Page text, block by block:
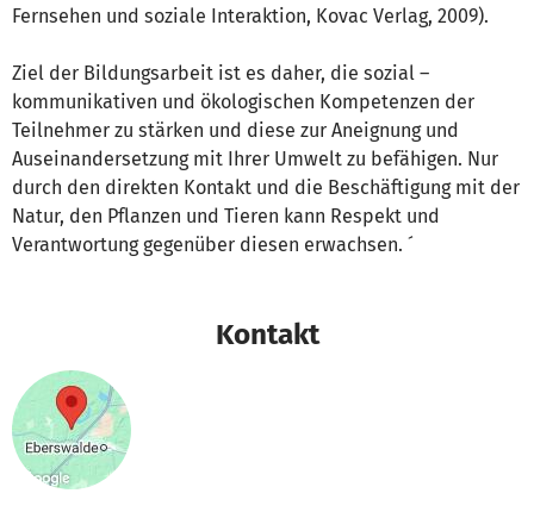
Fernsehen und soziale Interaktion, Kovac Verlag, 2009).
Ziel der Bildungsarbeit ist es daher, die sozial –
kommunikativen und ökologischen Kompetenzen der
Teilnehmer zu stärken und diese zur Aneignung und
Auseinandersetzung mit Ihrer Umwelt zu befähigen. Nur
durch den direkten Kontakt und die Beschäftigung mit der
Natur, den Pflanzen und Tieren kann Respekt und
Verantwortung gegenüber diesen erwachsen. ´
Kontakt